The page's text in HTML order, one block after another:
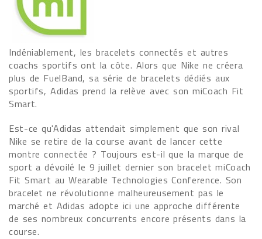
Indéniablement, les bracelets connectés et autres
coachs sportifs ont la côte. Alors que Nike ne créera
plus de FuelBand, sa série de bracelets dédiés aux
sportifs, Adidas prend la relève avec son miCoach Fit
Smart.
Est-ce qu'Adidas attendait simplement que son rival
Nike se retire de la course avant de lancer cette
montre connectée ? Toujours est-il que la marque de
sport a dévoilé le 9 juillet dernier son bracelet miCoach
Fit Smart au Wearable Technologies Conference. Son
bracelet ne révolutionne malheureusement pas le
marché et Adidas adopte ici une approche différente
de ses nombreux concurrents encore présents dans la
course.